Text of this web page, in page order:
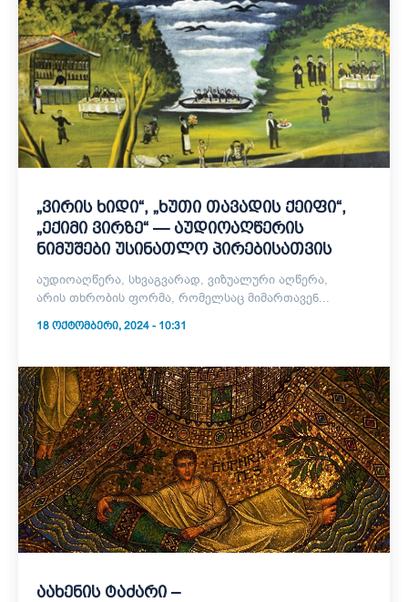
„ვირის ხიდი“, „ხუთი თავადის ქეიფი“,
„ექიმი ვირზე“ — აუდიოაღწერის
ნიმუშები უსინათლო პირებისათვის
აუდიოაღწერა, სხვაგვარად, ვიზუალური აღწერა,
არის თხრობის ფორმა, რომელსაც მიმართავენ...
18 ᲝᲥᲢᲝᲛᲑᲔᲠᲘ, 2024 - 10:31
აახენის ტაძარი –